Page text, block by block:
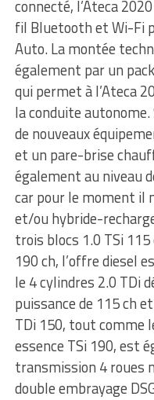
connecté, l’Ateca
fil Bluetooth et Wi-Fi
Auto. La montée
également par un
qui permet à l’Ateca
la conduite
de nouveaux
et un pare-brise
également au niveau
car pour le moment il
et/ou hybride-
trois blocs 1.0 TSi
190 ch, l’offre diesel
le 4 cylindres 2.0 TDi
puissance de 115 ch
TDi 150, tout comme
essence TSi 190, est
transmission 4 roues
double embrayage